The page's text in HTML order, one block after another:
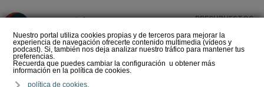
Nuestro portal utiliza cookies propias y de terceros para mejorar la
experiencia de navegación ofrecerte contenido multimedia (vídeos y
podcast). Si, también nos deja analizar nuestro tráfico para mantener tus
preferencias.
Recuerda que puedes cambiar la configuración u obtener más
información en la política de cookies.
política de cookies.
PRESUPUESTOS